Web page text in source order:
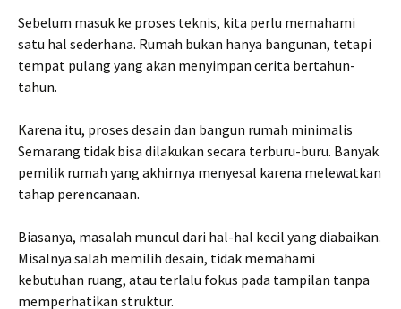
Sebelum masuk ke proses teknis, kita perlu memahami
satu hal sederhana. Rumah bukan hanya bangunan, tetapi
tempat pulang yang akan menyimpan cerita bertahun-
tahun.
Karena itu, proses desain dan bangun rumah minimalis
Semarang tidak bisa dilakukan secara terburu-buru. Banyak
pemilik rumah yang akhirnya menyesal karena melewatkan
tahap perencanaan.
Biasanya, masalah muncul dari hal-hal kecil yang diabaikan.
Misalnya salah memilih desain, tidak memahami
kebutuhan ruang, atau terlalu fokus pada tampilan tanpa
memperhatikan struktur.